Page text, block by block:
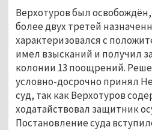
Верхотуров был
более двух третей
характеризовался с
имел взысканий и получил
колонии 13 поощрений.
условно-досрочно принял
суд, так как Верхотуров
ходатайствовал защитник
Постановление суда